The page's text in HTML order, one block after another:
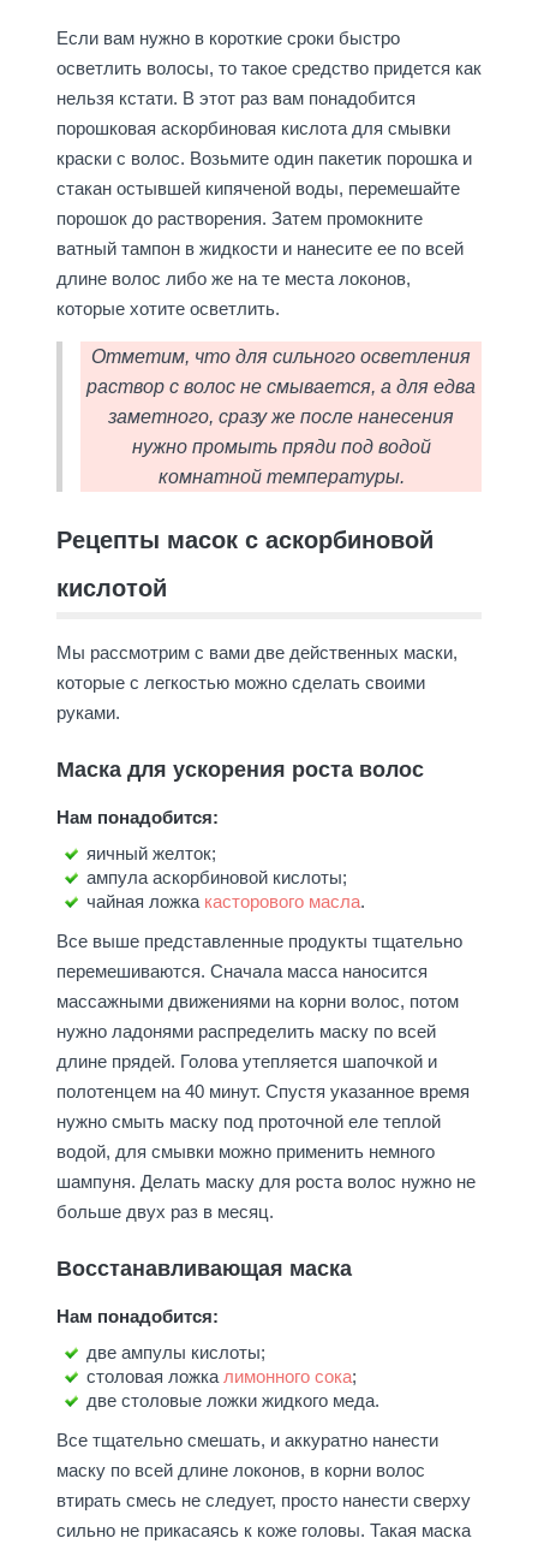
Если вам нужно в короткие сроки быстро
осветлить волосы, то такое средство придется как
нельзя кстати. В этот раз вам понадобится
порошковая аскорбиновая кислота для смывки
краски с волос. Возьмите один пакетик порошка и
стакан остывшей кипяченой воды, перемешайте
порошок до растворения. Затем промокните
ватный тампон в жидкости и нанесите ее по всей
длине волос либо же на те места локонов,
которые хотите осветлить.
Отметим, что для сильного осветления
раствор с волос не смывается, а для едва
заметного, сразу же после нанесения
нужно промыть пряди под водой
комнатной температуры.
Рецепты масок с аскорбиновой
кислотой
Мы рассмотрим с вами две действенных маски,
которые с легкостью можно сделать своими
руками.
Маска для ускорения роста волос
Нам понадобится:
яичный желток;
ампула аскорбиновой кислоты;
чайная ложка касторового масла.
Все выше представленные продукты тщательно
перемешиваются. Сначала масса наносится
массажными движениями на корни волос, потом
нужно ладонями распределить маску по всей
длине прядей. Голова утепляется шапочкой и
полотенцем на 40 минут. Спустя указанное время
нужно смыть маску под проточной еле теплой
водой, для смывки можно применить немного
шампуня. Делать маску для роста волос нужно не
больше двух раз в месяц.
Восстанавливающая маска
Нам понадобится:
две ампулы кислоты;
столовая ложка лимонного сока;
две столовые ложки жидкого меда.
Все тщательно смешать, и аккуратно нанести
маску по всей длине локонов, в корни волос
втирать смесь не следует, просто нанести сверху
сильно не прикасаясь к коже головы. Такая маска